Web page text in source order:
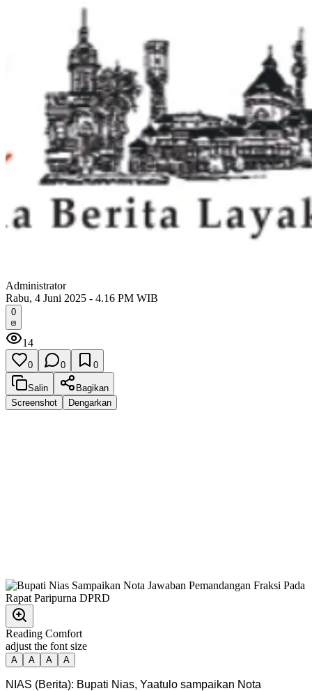
Administrator
Rabu, 4 Juni 2025 - 4.16 PM WIB
0
14
0 0 0
Salin
Bagikan
Screenshot
Dengarkan
Reading Comfort
adjust the font size
A A A A
NIAS (Berita): Bupati Nias, Yaatulo sampaikan Nota